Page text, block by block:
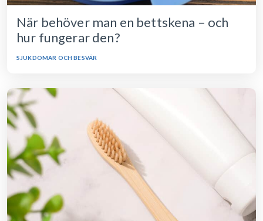
När behöver man en bettskena – och
hur fungerar den?
SJUKDOMAR OCH BESVÄR